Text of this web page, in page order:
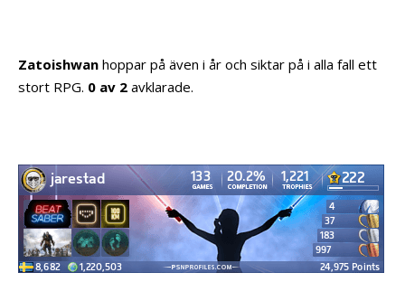
Zatoishwan hoppar på även i år och siktar på i alla fall ett
stort RPG. 0 av 2 avklarade.